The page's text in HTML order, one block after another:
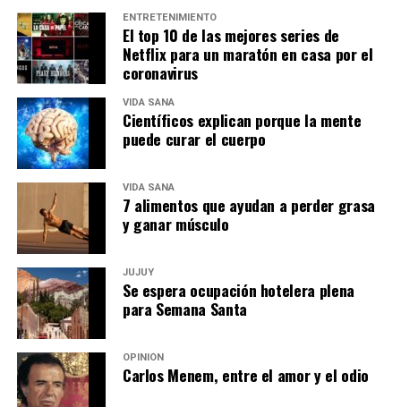
ENTRETENIMIENTO
El top 10 de las mejores series de
Netflix para un maratón en casa por el
coronavirus
VIDA SANA
Científicos explican porque la mente
puede curar el cuerpo
VIDA SANA
7 alimentos que ayudan a perder grasa
y ganar músculo
JUJUY
Se espera ocupación hotelera plena
para Semana Santa
OPINIÓN
Carlos Menem, entre el amor y el odio